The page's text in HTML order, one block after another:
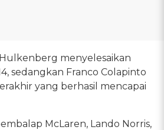
menyelesaikan
sedangkan Franco Colapinto
yang berhasil mencapai
McLaren, Lando Norris,